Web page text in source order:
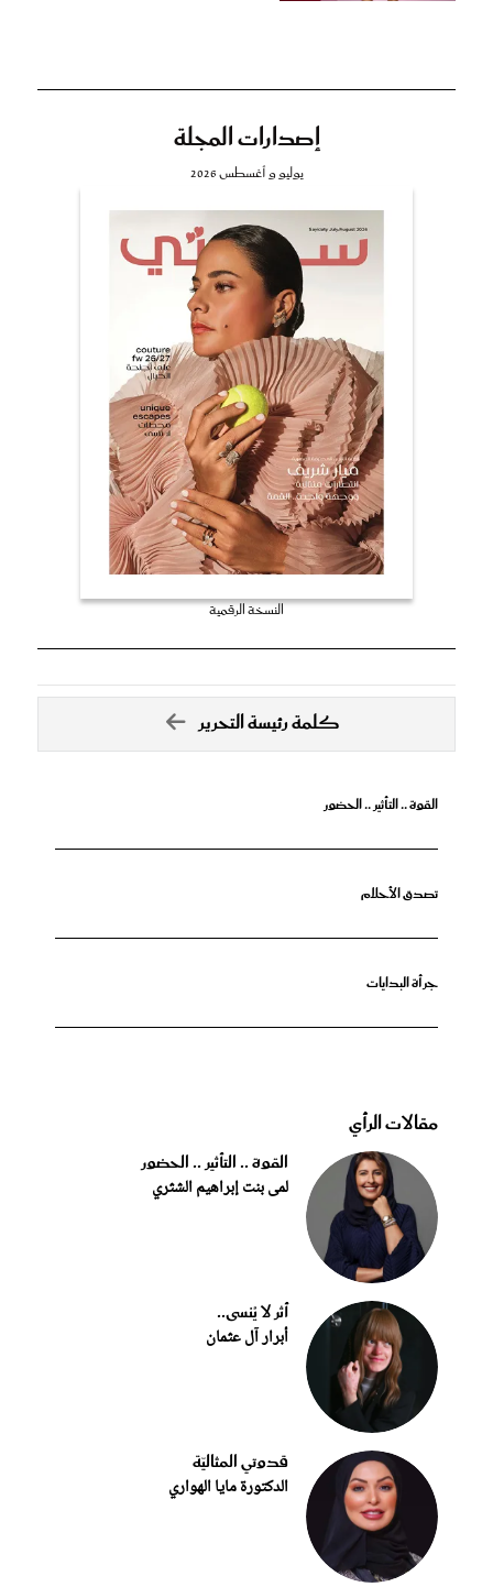
إصدارات المجلة
يوليو و أغسطس 2026
النسخة الرقمية
كلمة رئيسة التحرير
القوة .. التأثير .. الحضور
تصدق الأحلام
جرأة البدايات
مقالات الرأي
القوة .. التأثير .. الحضور
لمى بنت إبراهيم الشثري
أثر لا يُنسى..
أبرار آل عثمان
قدوتي المثاليّة
الدكتورة مايا الهواري